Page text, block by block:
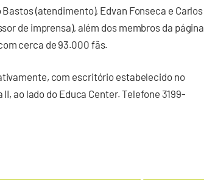
(atendimento), Edvan Fonseca e Carlos
de imprensa), além dos membros da página
cerca de 93.000 fãs.
com escritório estabelecido no
ao lado do Educa Center. Telefone 3199-